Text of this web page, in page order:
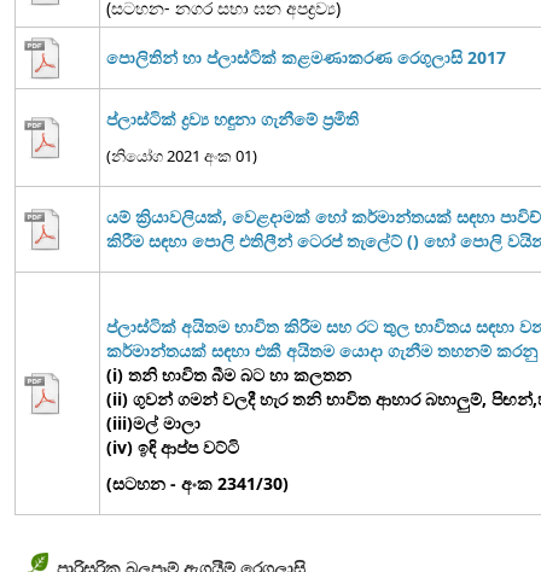
(සටහන- නගර සභා ඝන අපද්‍රව්‍ය)
පොලිතින් හා ප්ලාස්ටික් කළමණාකරණ රෙගුලාසි 2017
ප්ලාස්ටික් ද්‍රව්‍ය හඳුනා ගැනීමේ ප්‍රමිති
(නියෝග 2021 අංක 01)
යම් ක්‍රියාවලියක්, වෙළදාමක් හෝ කර්මාන්තයක් සඳහා
කිරීම සඳහා පොලි එතිලීන් ටෙරප් තැලේට් () හෝ පොලි
ප්ලාස්ටික් අයිතම භාවිත කිරීම සහ රට තුල භාවිතය සඳහා
කර්මාන්තයක් සඳහා එකී අයිතම යොදා ගැනීම තහනම් කරනු
(i) තනි භාවිත බීම බට හා කලතන
(ii) ගුවන් ගමන් වලදී හැර තනි භාවිත ආහාර බහාලුම්,
(iii)මල් මාලා
(iv) ඉඳි ආප්ප වට්ටි
(සටහන - අංක 2341/30)